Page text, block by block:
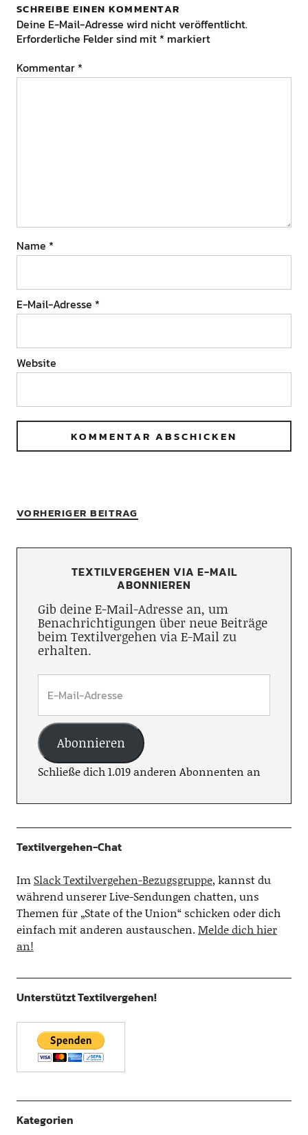
SCHREIBE EINEN KOMMENTAR
Deine E-Mail-Adresse wird nicht veröffentlicht.
Erforderliche Felder sind mit * markiert
Kommentar *
Name *
E-Mail-Adresse *
Website
VORHERIGER BEITRAG
TEXTILVERGEHEN VIA E-MAIL
ABONNIEREN
Gib deine E-Mail-Adresse an, um
Benachrichtigungen über neue Beiträge
beim Textilvergehen via E-Mail zu
erhalten.
Abonnieren
Schließe dich 1.019 anderen Abonnenten an
Textilvergehen-Chat
Im Slack Textilvergehen-Bezugsgruppe, kannst du
während unserer Live-Sendungen chatten, uns
Themen für „State of the Union“ schicken oder dich
einfach mit anderen austauschen.Melde dich hier
an!
Unterstützt Textilvergehen!
Kategorien